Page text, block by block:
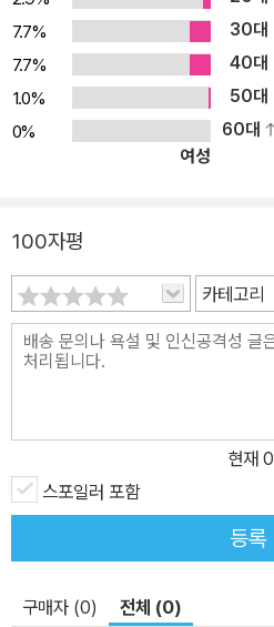
7.7%
30대
7.7%
40대
1.0%
50대
0%
60대
여성
100자평
카테고리
현재 0
스포일러 포함
등록
구매자 (0) 전체 (0)